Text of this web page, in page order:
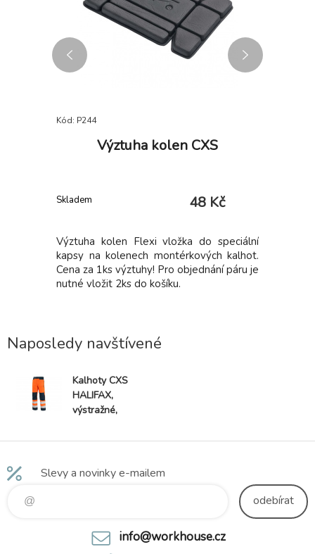
Kód: P244
Výztuha kolen CXS
Skladem 48 Kč
Výztuha kolen Flexi vložka do speciální
kapsy na kolenech montérkových kalhot.
Cena za 1ks výztuhy! Pro objednání páru je
nutné vložit 2ks do košíku.
Naposledy navštívené
Kalhoty CXS
HALIFAX,
výstražné,
oranžovo-
Slevy a novinky e-mailem
odebírat
info@workhouse.cz